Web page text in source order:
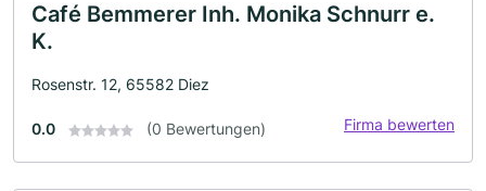
Café Bemmerer Inh. Monika Schnurr e.
K.
Rosenstr. 12, 65582 Diez
0.0 (0 Bewertungen) Firma bewerten